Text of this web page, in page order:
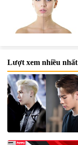
Lượt xem nhiều nhất